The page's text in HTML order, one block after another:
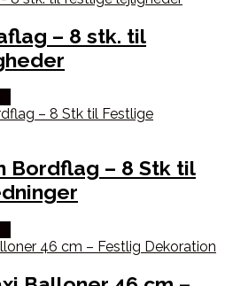
– 8 stk. til
Bordflag – 8 Stk til